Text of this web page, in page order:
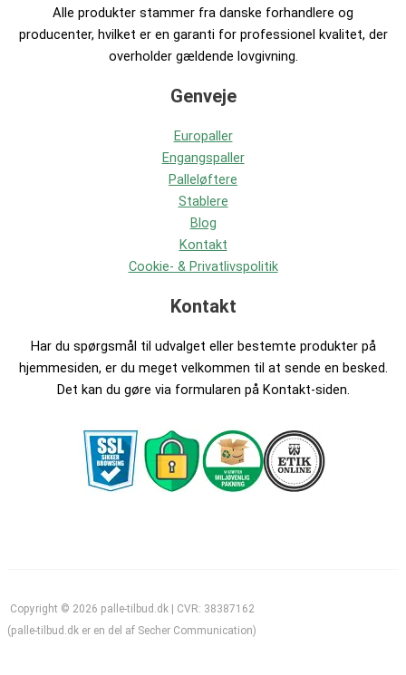
Alle produkter stammer fra danske forhandlere og
producenter, hvilket er en garanti for professionel kvalitet, der
overholder gældende lovgivning.
Genveje
Europaller
Engangspaller
Palleløftere
Stablere
Blog
Kontakt
Cookie- & Privatlivspolitik
Kontakt
Har du spørgsmål til udvalget eller bestemte produkter på
hjemmesiden, er du meget velkommen til at sende en besked.
Det kan du gøre via formularen på Kontakt-siden.
Copyright © 2026 palle-tilbud.dk | CVR: 38387162
(palle-tilbud.dk er en del af Secher Communication)